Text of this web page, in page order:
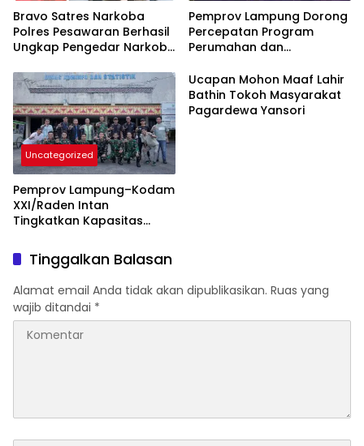
Bravo Satres Narkoba
Polres Pesawaran Berhasil
Ungkap Pengedar Narkoba
Pemprov Lampung Dorong
Percepatan Program
Perumahan dan
Rakyat
Uncategorized
Pemprov Lampung–Kodam
XXI/Raden Intan
Tingkatkan Kapasitas
Komunikasi Publik
Ucapan Mohon Maaf Lahir
Bathin Tokoh Masyarakat
Pagardewa Yansori
Tinggalkan Balasan
Alamat email Anda tidak akan dipublikasikan. Ruas yang
wajib ditandai *